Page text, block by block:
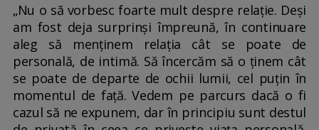
„Nu o să vorbesc foarte mult despre relație. Deși
am fost deja surprinși împreună, în continuare
aleg să menținem relația cât se poate de
personală, de intimă. Să încercăm să o ținem cât
se poate de departe de ochii lumii, cel puțin în
momentul de față. Vedem pe parcurs dacă o fi
cazul să ne expunem, dar în principiu sunt destul